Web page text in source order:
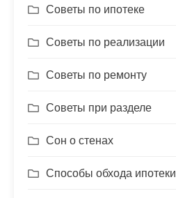
Советы по ипотеке
Советы по реализации
Советы по ремонту
Советы при разделе
Сон о стенах
Способы обхода ипотеки